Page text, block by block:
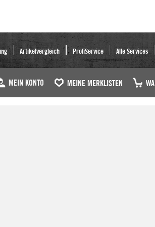
Artikelvergleich ProfiService Alle Services
MEIN KONTO MEINE MERKLISTEN